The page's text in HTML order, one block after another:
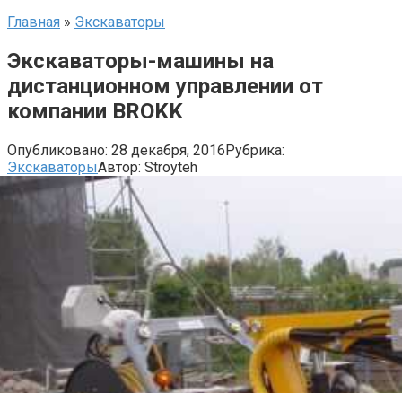
Главная » Экскаваторы
Экскаваторы-машины на
дистанционном управлении от
компании BROKK
Опубликовано: 28 декабря, 2016Рубрика:
ЭкскаваторыАвтор: Stroyteh